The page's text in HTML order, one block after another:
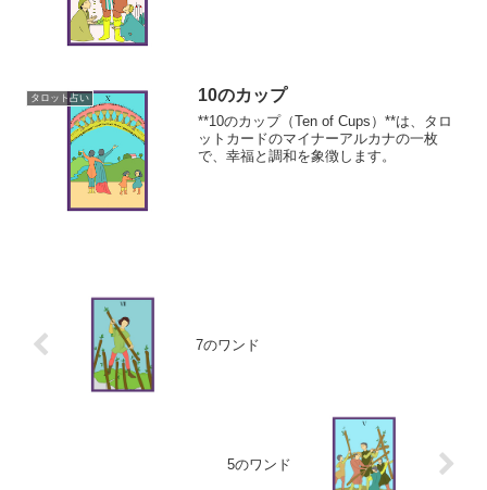
タロット占い 10のカップ
**10のカップ（Ten of Cups）**は、タロ
ットカードのマイナーアルカナの一枚
で、幸福と調和を象徴します。
7のワンド
5のワンド